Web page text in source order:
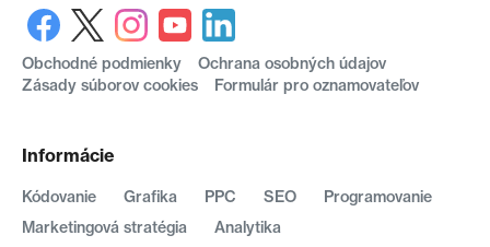
Informácie
Kódovanie Grafika PPC SEO
Programovanie
Marketingová stratégia
Analytika
Obchodné podmienky
Ochrana osobných údajov
Zásady súborov cookies
Formulár pro oznamovateľov